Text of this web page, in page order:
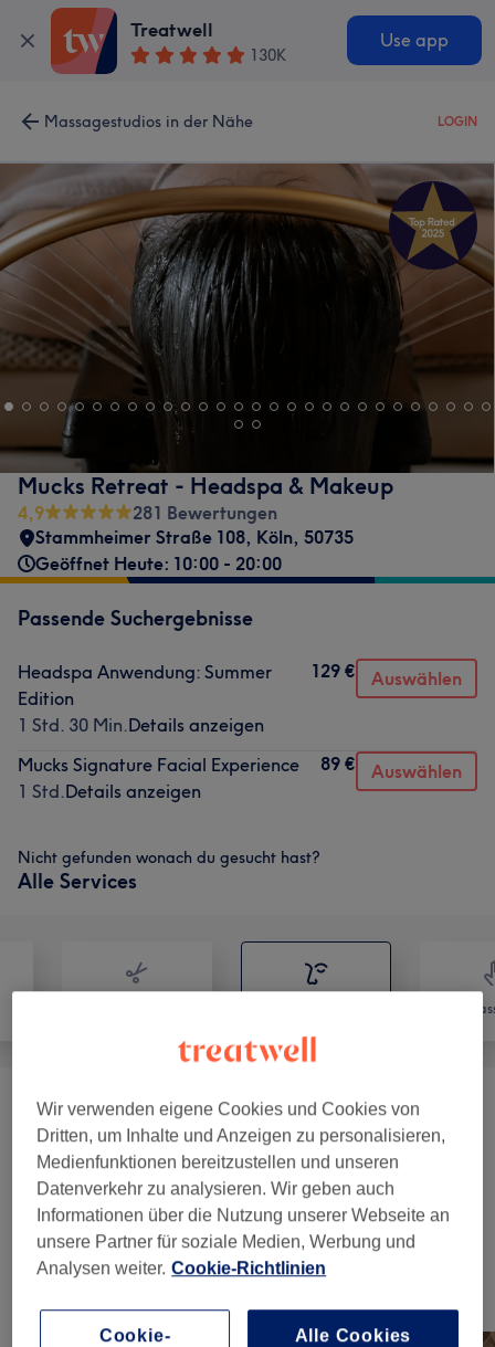
Treatwell
130K
Use app
Massagestudios in der Nähe LOGIN
Mucks Retreat - Headspa & Makeup
4,9
281 Bewertungen
Stammheimer Straße 108, Köln, 50735
Geöffnet Heute: 10:00 - 20:00
Passende Suchergebnisse
Headspa Anwendung: Summer
Edition
1 Std. 30 Min.Details anzeigen
129 € Auswählen
Mucks Signature Facial Experience
1 Std.Details anzeigen
89 € Auswählen
Nicht gefunden wonach du gesucht hast?
Alle Services
Special Edition Headspa (1) ab 119 €
Gesichtsanwendungen (1) ab 89 €
Makeup (1) 100 €
Wir verwenden eigene Cookies und Cookies von
Dritten, um Inhalte und Anzeigen zu personalisieren,
Medienfunktionen bereitzustellen und unseren
Datenverkehr zu analysieren. Wir geben auch
Informationen über die Nutzung unserer Webseite an
unsere Partner für soziale Medien, Werbung und
Analysen weiter. Cookie-Richtlinien
Cookie-
Alle Cookies